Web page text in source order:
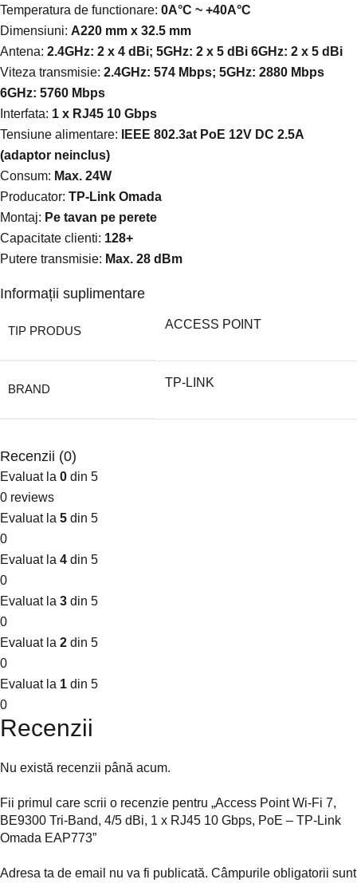
Temperatura de functionare: 0A°C ~ +40A°C
Dimensiuni: A220 mm x 32.5 mm
Antena: 2.4GHz: 2 x 4 dBi; 5GHz: 2 x 5 dBi 6GHz: 2 x 5 dBi
Viteza transmisie: 2.4GHz: 574 Mbps; 5GHz: 2880 Mbps
6GHz: 5760 Mbps
Interfata: 1 x RJ45 10 Gbps
Tensiune alimentare: IEEE 802.3at PoE 12V DC 2.5A
(adaptor neinclus)
Consum: Max. 24W
Producator: TP-Link Omada
Montaj: Pe tavan pe perete
Capacitate clienti: 128+
Putere transmisie: Max. 28 dBm
Informații suplimentare
TIP PRODUS ACCESS POINT
BRAND TP-LINK
Recenzii (0)
Evaluat la 0 din 5
0 reviews
Evaluat la 5 din 5
0
Evaluat la 4 din 5
0
Evaluat la 3 din 5
0
Evaluat la 2 din 5
0
Evaluat la 1 din 5
0
Recenzii
Nu există recenzii până acum.
Fii primul care scrii o recenzie pentru „Access Point Wi-Fi 7,
BE9300 Tri-Band, 4/5 dBi, 1 x RJ45 10 Gbps, PoE – TP-Link
Omada EAP773”
Adresa ta de email nu va fi publicată. Câmpurile obligatorii sunt